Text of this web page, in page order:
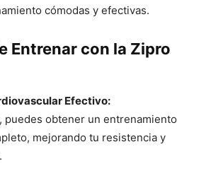
cómodas y efectivas.
Entrenar con la Zipro
Efectivo:
puedes obtener un entrenamiento
mejorando tu resistencia y